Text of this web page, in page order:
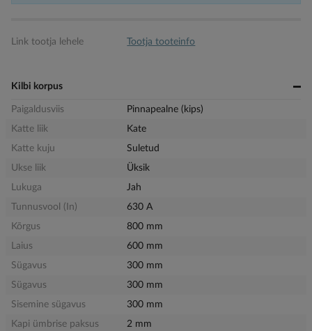
Link tootja lehele Tootja tooteinfo
Kilbi korpus
Paigaldusviis
Pinnapealne (kips)
Katte liik
Kate
Katte kuju
Suletud
Ukse liik
Üksik
Lukuga
Jah
Tunnusvool (In)
630 A
Kõrgus
800 mm
Laius
600 mm
Sügavus
300 mm
Sügavus
300 mm
Sisemine sügavus
300 mm
Kapi ümbrise paksus
2 mm